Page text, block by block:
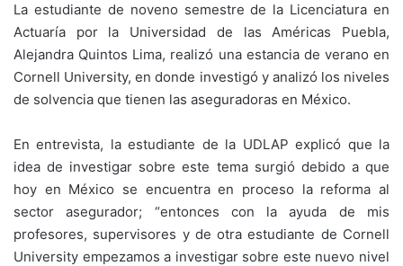
La estudiante de noveno semestre de la Licenciatura en
Actuaría por la Universidad de las Américas Puebla,
Alejandra Quintos Lima, realizó una estancia de verano en
Cornell University, en donde investigó y analizó los niveles
de solvencia que tienen las aseguradoras en México.
En entrevista, la estudiante de la UDLAP explicó que la
idea de investigar sobre este tema surgió debido a que
hoy en México se encuentra en proceso la reforma al
sector asegurador; “entonces con la ayuda de mis
profesores, supervisores y de otra estudiante de Cornell
University empezamos a investigar sobre este nuevo nivel